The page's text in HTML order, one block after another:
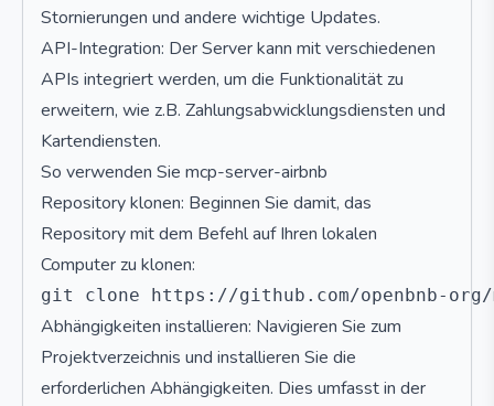
Stornierungen und andere wichtige Updates.
API-Integration: Der Server kann mit verschiedenen
APIs integriert werden, um die Funktionalität zu
erweitern, wie z.B. Zahlungsabwicklungsdiensten und
Kartendiensten.
So verwenden Sie mcp-server-airbnb
Repository klonen: Beginnen Sie damit, das
Repository mit dem Befehl auf Ihren lokalen
Computer zu klonen:
Abhängigkeiten installieren: Navigieren Sie zum
Projektverzeichnis und installieren Sie die
erforderlichen Abhängigkeiten. Dies umfasst in der